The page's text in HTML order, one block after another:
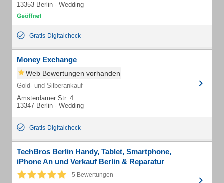
13353 Berlin - Wedding
Gratis-Digitalcheck
Money Exchange
Web Bewertungen vorhanden
Gold- und Silberankauf
Amsterdamer Str. 4
13347 Berlin - Wedding
Gratis-Digitalcheck
TechBros Berlin Handy, Tablet, Smartphone,
iPhone An und Verkauf Berlin & Reparatur
5 Bewertungen